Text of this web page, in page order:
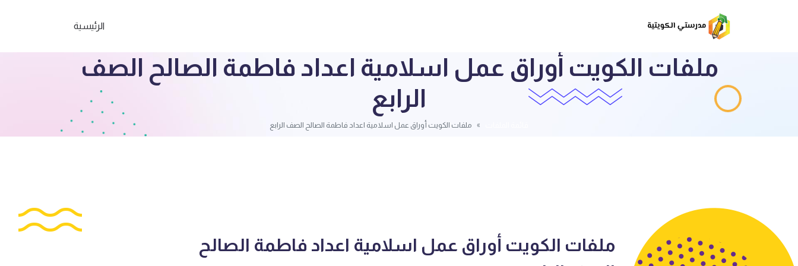
الرئيسية
ملفات الكويت أوراق عمل اسلامية اعداد فاطمة الصالح الصف
الرابع
ملفات الكويت أوراق عمل اسلامية اعداد فاطمة الصالح الصف الرابع
ملفات الكويت أوراق عمل اسلامية اعداد فاطمة الصالح